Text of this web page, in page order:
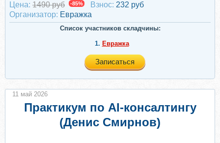
Цена: 1490 руб -85% Взнос: 232 руб
Организатор: Евражкa
Список участников складчины:
1. Евражкa
Записаться
Практикум по AI-консалтингу
(Денис Смирнов)
11 май 2026